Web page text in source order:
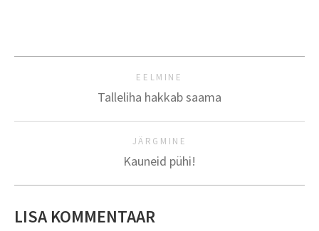
EELMINE
Talleliha hakkab saama
JÄRGMINE
Kauneid pühi!
LISA KOMMENTAAR